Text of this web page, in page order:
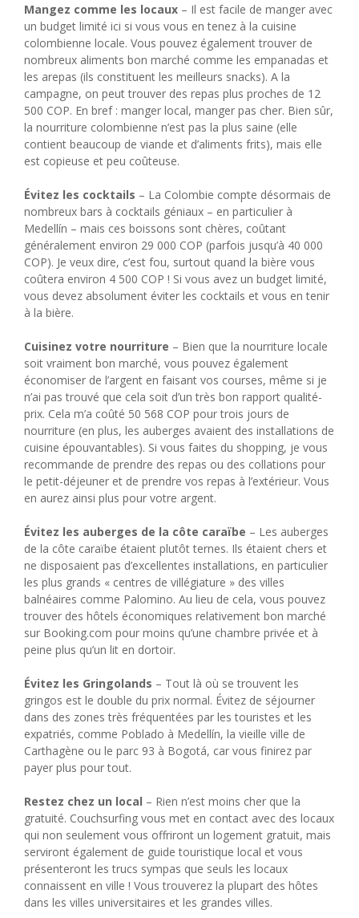
Mangez comme les locaux – Il est facile de manger avec
un budget limité ici si vous vous en tenez à la cuisine
colombienne locale. Vous pouvez également trouver de
nombreux aliments bon marché comme les empanadas et
les arepas (ils constituent les meilleurs snacks). A la
campagne, on peut trouver des repas plus proches de 12
500 COP. En bref : manger local, manger pas cher. Bien sûr,
la nourriture colombienne n’est pas la plus saine (elle
contient beaucoup de viande et d’aliments frits), mais elle
est copieuse et peu coûteuse.
Évitez les cocktails – La Colombie compte désormais de
nombreux bars à cocktails géniaux – en particulier à
Medellín – mais ces boissons sont chères, coûtant
généralement environ 29 000 COP (parfois jusqu’à 40 000
COP). Je veux dire, c’est fou, surtout quand la bière vous
coûtera environ 4 500 COP ! Si vous avez un budget limité,
vous devez absolument éviter les cocktails et vous en tenir
à la bière.
Cuisinez votre nourriture – Bien que la nourriture locale
soit vraiment bon marché, vous pouvez également
économiser de l’argent en faisant vos courses, même si je
n’ai pas trouvé que cela soit d’un très bon rapport qualité-
prix. Cela m’a coûté 50 568 COP pour trois jours de
nourriture (en plus, les auberges avaient des installations de
cuisine épouvantables). Si vous faites du shopping, je vous
recommande de prendre des repas ou des collations pour
le petit-déjeuner et de prendre vos repas à l’extérieur. Vous
en aurez ainsi plus pour votre argent.
Évitez les auberges de la côte caraïbe – Les auberges
de la côte caraïbe étaient plutôt ternes. Ils étaient chers et
ne disposaient pas d’excellentes installations, en particulier
les plus grands « centres de villégiature » des villes
balnéaires comme Palomino. Au lieu de cela, vous pouvez
trouver des hôtels économiques relativement bon marché
sur Booking.com pour moins qu’une chambre privée et à
peine plus qu’un lit en dortoir.
Évitez les Gringolands – Tout là où se trouvent les
gringos est le double du prix normal. Évitez de séjourner
dans des zones très fréquentées par les touristes et les
expatriés, comme Poblado à Medellín, la vieille ville de
Carthagène ou le parc 93 à Bogotá, car vous finirez par
payer plus pour tout.
Restez chez un local – Rien n’est moins cher que la
gratuité. Couchsurfing vous met en contact avec des locaux
qui non seulement vous offriront un logement gratuit, mais
serviront également de guide touristique local et vous
présenteront les trucs sympas que seuls les locaux
connaissent en ville ! Vous trouverez la plupart des hôtes
dans les villes universitaires et les grandes villes.